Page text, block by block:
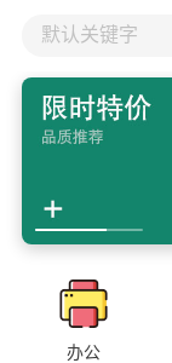
默认关键字
办公